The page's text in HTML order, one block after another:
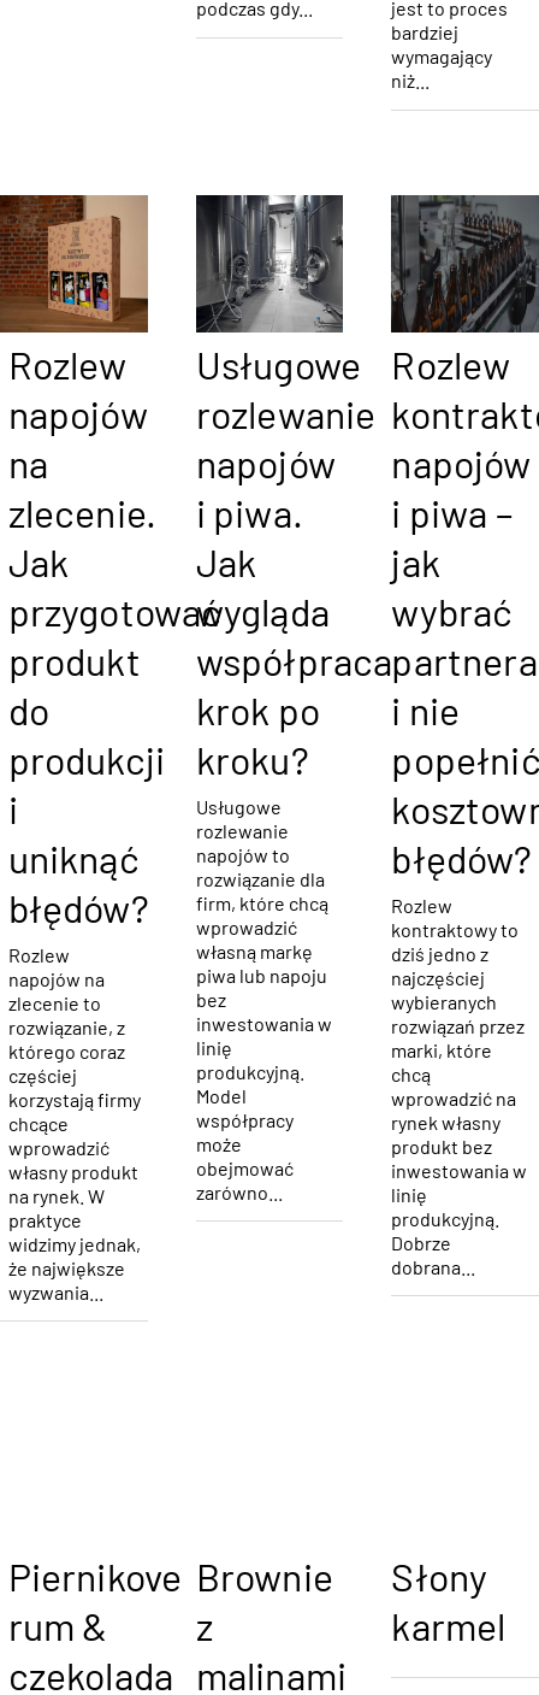
podczas gdy...
jest to proces
bardziej
wymagający
niż...
Rozlew
napojów
na
zlecenie.
Jak
przygotować
produkt
do
produkcji
i
uniknąć
błędów?
Rozlew
napojów na
zlecenie to
rozwiązanie, z
którego coraz
częściej
korzystają firmy
chcące
wprowadzić
własny produkt
na rynek. W
praktyce
widzimy jednak,
że największe
wyzwania...
Usługowe
rozlewanie
napojów
i piwa.
Jak
wygląda
współpraca
krok po
kroku?
Usługowe
rozlewanie
napojów to
rozwiązanie dla
firm, które chcą
wprowadzić
własną markę
piwa lub napoju
bez
inwestowania w
linię
produkcyjną.
Model
współpracy
może
obejmować
zarówno...
Rozlew
napojów
i piwa –
jak
wybrać
partnera
i nie
błędów?
Rozlew
kontraktowy to
dziś jedno z
najczęściej
wybieranych
rozwiązań przez
marki, które
chcą
wprowadzić na
rynek własny
produkt bez
inwestowania w
linię
produkcyjną.
Dobrze
dobrana...
Piernikove
rum &
czekolada
Brownie
z
malinami
Słony
karmel